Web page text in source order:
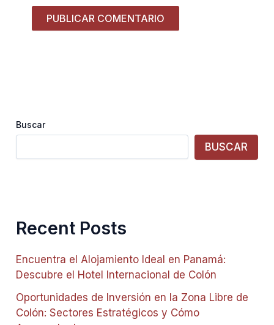
Buscar
BUSCAR
Recent Posts
Encuentra el Alojamiento Ideal en Panamá:
Descubre el Hotel Internacional de Colón
Oportunidades de Inversión en la Zona Libre de
Colón: Sectores Estratégicos y Cómo